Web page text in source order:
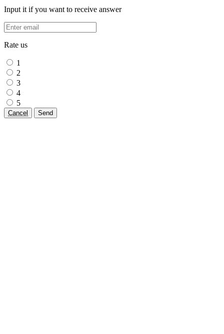
Input it if you want to receive answer
Rate us
1
2
3
4
5
Cancel Send